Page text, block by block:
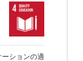
ションの適